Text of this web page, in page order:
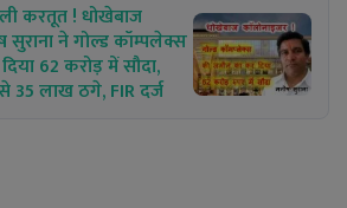
करतूत ! धोखेबाज
सुराना ने गोल्ड कॉम्पलेक्स
62 करोड़ में सौदा,
35 लाख ठगे, FIR दर्ज